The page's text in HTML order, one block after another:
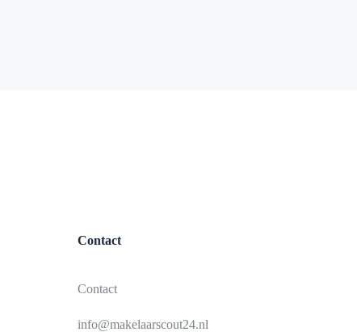
Contact
Contact
info@makelaarscout24.nl